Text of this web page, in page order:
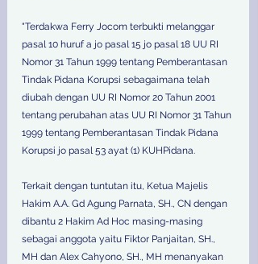
"Terdakwa Ferry Jocom terbukti melanggar
pasal 10 huruf a jo pasal 15 jo pasal 18 UU RI
Nomor 31 Tahun 1999 tentang Pemberantasan
Tindak Pidana Korupsi sebagaimana telah
diubah dengan UU RI Nomor 20 Tahun 2001
tentang perubahan atas UU RI Nomor 31 Tahun
1999 tentang Pemberantasan Tindak Pidana
Korupsi jo pasal 53 ayat (1) KUHPidana.
Terkait dengan tuntutan itu, Ketua Majelis
Hakim A.A. Gd Agung Parnata, SH., CN dengan
dibantu 2 Hakim Ad Hoc masing-masing
sebagai anggota yaitu Fiktor Panjaitan, SH.,
MH dan Alex Cahyono, SH., MH menanyakan